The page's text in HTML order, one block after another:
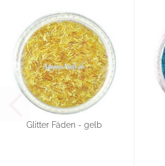
Glitter Fäden - gelb